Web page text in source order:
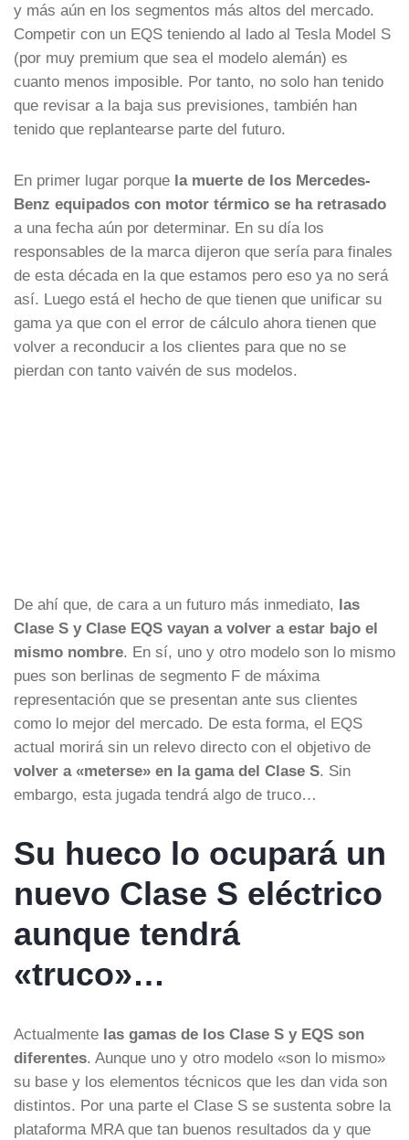
y más aún en los segmentos más altos del mercado.
Competir con un EQS teniendo al lado al Tesla Model S
(por muy premium que sea el modelo alemán) es
cuanto menos imposible. Por tanto, no solo han tenido
que revisar a la baja sus previsiones, también han
tenido que replantearse parte del futuro.
En primer lugar porque la muerte de los Mercedes-
Benz equipados con motor térmico se ha retrasado
a una fecha aún por determinar. En su día los
responsables de la marca dijeron que sería para finales
de esta década en la que estamos pero eso ya no será
así. Luego está el hecho de que tienen que unificar su
gama ya que con el error de cálculo ahora tienen que
volver a reconducir a los clientes para que no se
pierdan con tanto vaivén de sus modelos.
De ahí que, de cara a un futuro más inmediato, las
Clase S y Clase EQS vayan a volver a estar bajo el
mismo nombre. En sí, uno y otro modelo son lo mismo
pues son berlinas de segmento F de máxima
representación que se presentan ante sus clientes
como lo mejor del mercado. De esta forma, el EQS
actual morirá sin un relevo directo con el objetivo de
volver a «meterse» en la gama del Clase S. Sin
embargo, esta jugada tendrá algo de truco…
Su hueco lo ocupará un
nuevo Clase S eléctrico
aunque tendrá
«truco»…
Actualmente las gamas de los Clase S y EQS son
diferentes. Aunque uno y otro modelo «son lo mismo»
su base y los elementos técnicos que les dan vida son
distintos. Por una parte el Clase S se sustenta sobre la
plataforma MRA que tan buenos resultados da y que